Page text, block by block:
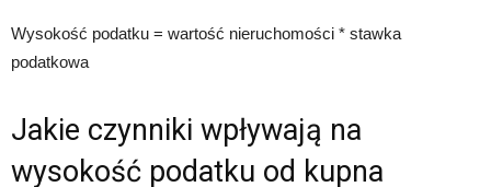
Wysokość podatku = wartość nieruchomości * stawka
podatkowa
Jakie czynniki wpływają na
wysokość podatku od kupna